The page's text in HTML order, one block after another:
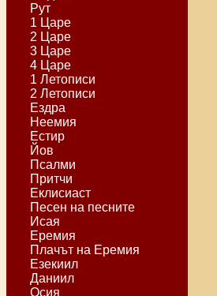
Рут
1 Царе
2 Царе
3 Царе
4 Царе
1 Летописи
2 Летописи
Ездра
Неемия
Естир
Йов
Псалми
Притчи
Еклисиаст
Песен на песните
Исая
Еремия
Плачът на Еремия
Езекиил
Даниил
Осия